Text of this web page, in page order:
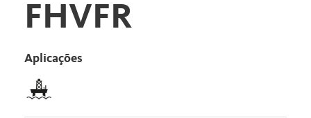
FHVFR
Aplicações